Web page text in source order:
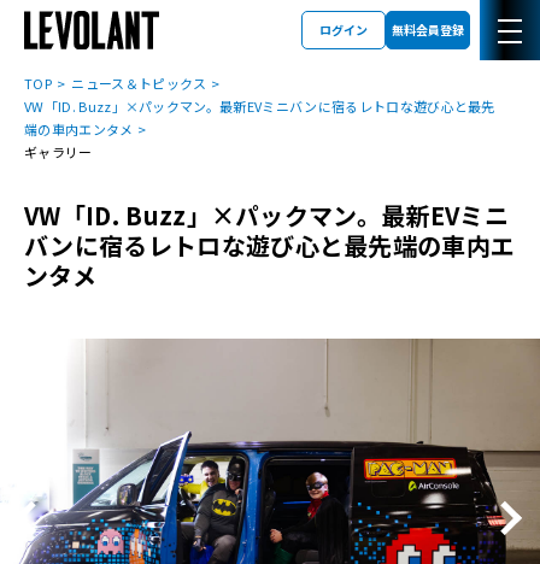
ログイン 無料会員登録
TOP
ニュース＆トピックス
VW「ID. Buzz」×パックマン。最新EVミニバンに宿るレトロな遊び心と最先
端の車内エンタメ
ギャラリー
VW「ID. Buzz」×パックマン。最新EVミニ
バンに宿るレトロな遊び心と最先端の車内エ
ンタメ